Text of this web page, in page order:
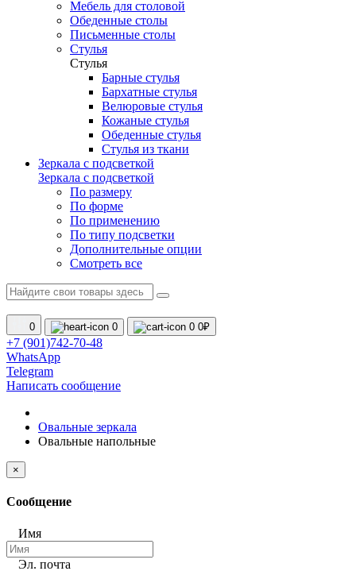
Мебель для столовой
Обеденные столы
Письменные столы
Стулья
Стулья
Барные стулья
Бархатные стулья
Велюровые стулья
Кожаные стулья
Обеденные стулья
Стулья из ткани
Зеркала с подсветкой
Зеркала с подсветкой
По размеру
По форме
По применению
По типу подсветки
Дополнительные опции
Смотреть все
0 0 0 0₽
+7 (901)742-70-48
WhatsApp
Telegram
Написать сообщение
Овальные зеркала
Овальные напольные
×
Сообщение
Имя
Эл. почта